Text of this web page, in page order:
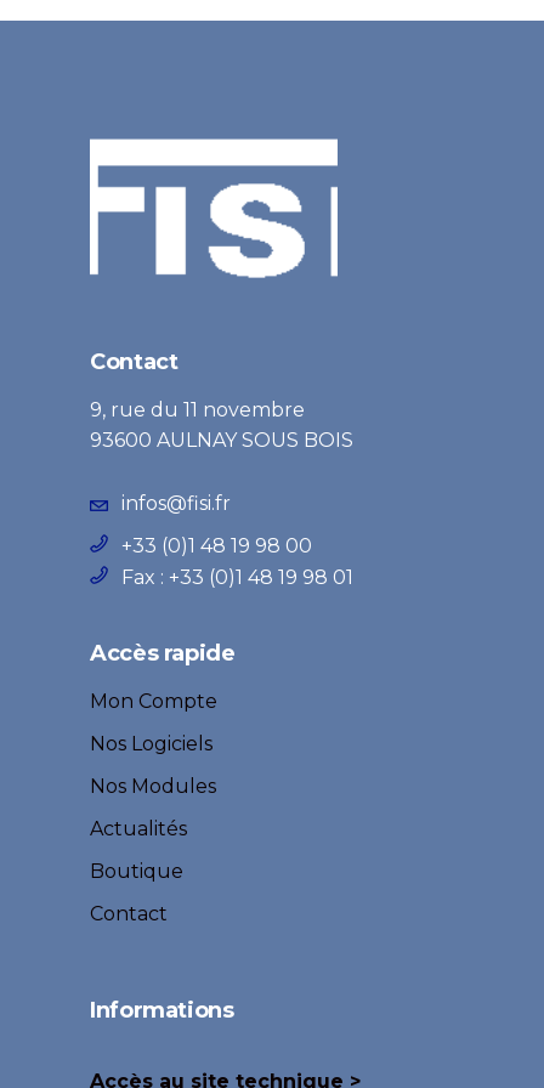
Contact
9, rue du 11 novembre
93600 AULNAY SOUS BOIS
infos@fisi.fr
+33 (0)1 48 19 98 00
Fax : +33 (0)1 48 19 98 01
Accès rapide
Mon Compte
Nos Logiciels
Nos Modules
Actualités
Boutique
Contact
Informations
Accès au site technique >